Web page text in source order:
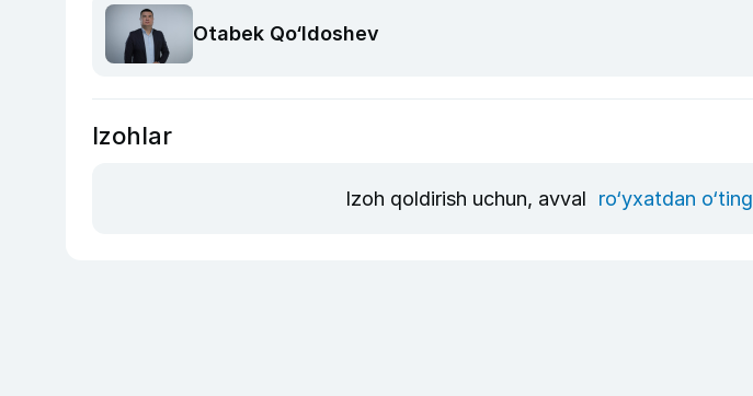
Otabek Qo‘ldoshev
Izohlar
Izoh qoldirish uchun, avval ro‘yxatdan o‘ting